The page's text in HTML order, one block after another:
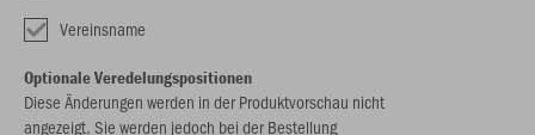
Vereinsname
Optionale Veredelungspositionen
Diese Änderungen werden in der Produktvorschau nicht
angezeigt. Sie werden jedoch bei der Bestellung